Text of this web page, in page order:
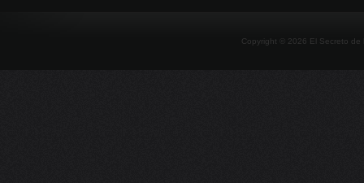
Copyright © 2026 El Secreto de